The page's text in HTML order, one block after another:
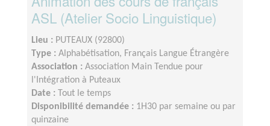
ASL (Atelier Socio Linguistique)
Lieu : PUTEAUX (92800)
Type : Alphabétisation, Français Langue Étrangère
Association : Association Main Tendue pour
l'Intégration à Puteaux
Date :
Tout le temps
Disponibilité demandée : 1H30 par semaine ou par
quinzaine